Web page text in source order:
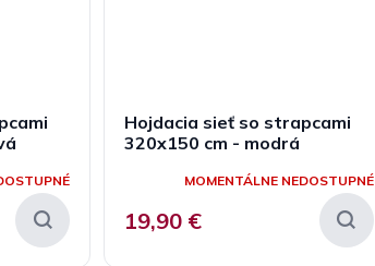
Hojdacia sieť so strapcami
320x150 cm - modrá
MOMENTÁLNE NEDOSTUPNÉ
19,90 €